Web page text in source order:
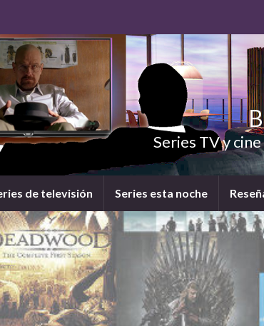
Series TV y
de televisión Series esta noche